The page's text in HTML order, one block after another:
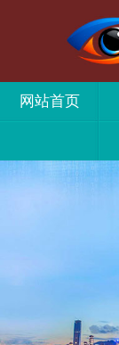
网站首页